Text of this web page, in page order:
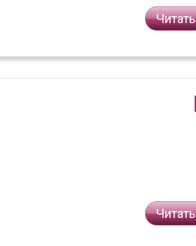
Читать
Читать